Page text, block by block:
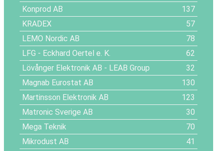
Konprod AB
137
KRADEX
57
LEMO Nordic AB
78
LFG - Eckhard Oertel e. K.
62
Lövånger Elektronik AB - LEAB Group
32
Magnab Eurostat AB
130
Martinsson Elektronik AB
123
Matronic Sverige AB
30
Mega Teknik
70
Mikrodust AB
41